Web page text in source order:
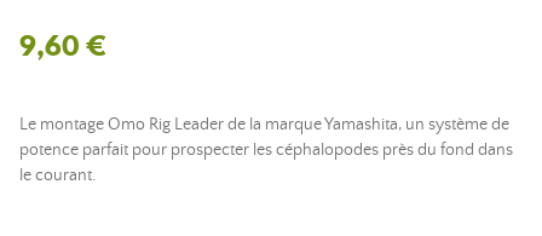
9,60 €
Le montage Omo Rig Leader de la marque Yamashita, un système de
potence parfait pour prospecter les céphalopodes près du fond dans
le courant.